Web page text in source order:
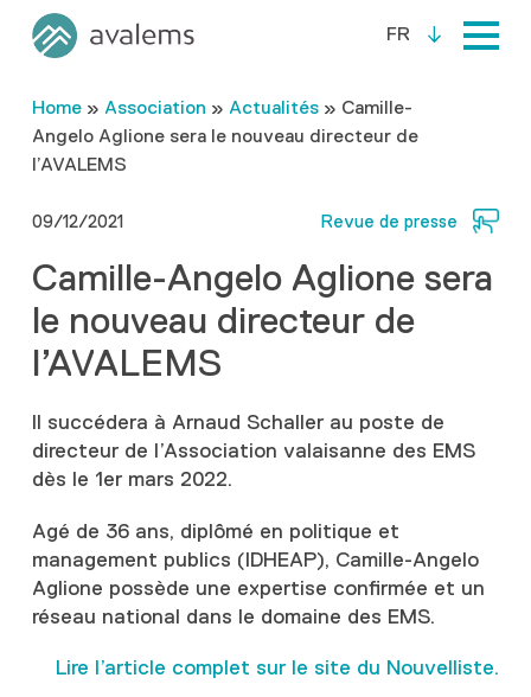
FR
Home» Association » Actualités» Camille-
Angelo Aglione sera le nouveau directeur de
l’AVALEMS
09/12/2021 Revue de presse
Camille-Angelo Aglione sera
le nouveau directeur de
l’AVALEMS
Il succédera à Arnaud Schaller au poste de
directeur de l’Association valaisanne des EMS
dès le 1er mars 2022.
Agé de 36 ans, diplômé en politique et
management publics (IDHEAP), Camille-Angelo
Aglione possède une expertise confirmée et un
réseau national dans le domaine des EMS.
Lire l’article complet sur le site du Nouvelliste.